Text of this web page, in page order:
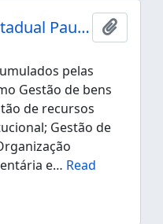
Unesp - Universidade Estadual Paulista "Júlio de Mesquita Filho"
Add to
pelas
Gestão de bens
de recursos
Gestão de
e… Read